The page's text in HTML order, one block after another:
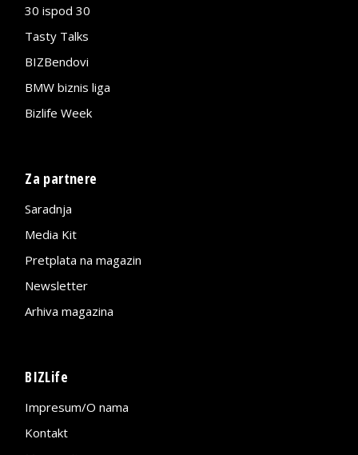
30 ispod 30
Tasty Talks
BIZBendovi
BMW biznis liga
Bizlife Week
Za partnere
Saradnja
Media Kit
Pretplata na magazin
Newsletter
Arhiva magazina
BIZLife
Impresum/O nama
Kontakt